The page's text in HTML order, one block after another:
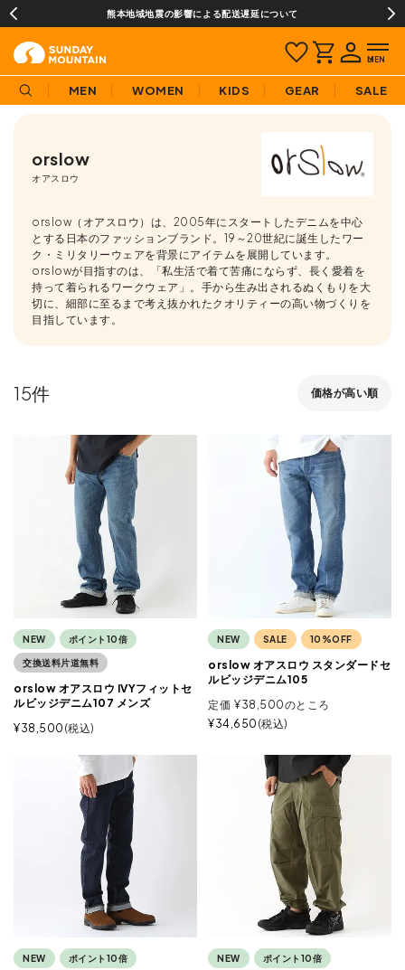
熊本地域地震の影響による配送遅延について
MEN WOMEN KIDS GEAR SALE
orslow
オアスロウ
orslow（オアスロウ）は、2005年にスタートしたデニムを中心
とする日本のファッションブランド。19～20世紀に誕生したワー
ク・ミリタリーウェアを背景にアイテムを展開しています。
orslowが目指すのは、「私生活で着て苦痛にならず、長く愛着を
持って着られるワークウェア」。手から生み出されるぬくもりを大
切に、細部に至るまで考え抜かれたクオリティーの高い物づくりを
目指しています。
価格が高い順
15
NEW ポイント10倍
交換送料片道無料
orslow オアスロウ IVYフィットセ
ルビッジデニム107 メンズ
¥38,500 税込
NEW SALE 10%OFF
orslow オアスロウ スタンダードセ
ルビッジデニム105
定価 ¥38,500のところ
¥34,650 税込
NEW ポイント10倍 NEW ポイント10倍